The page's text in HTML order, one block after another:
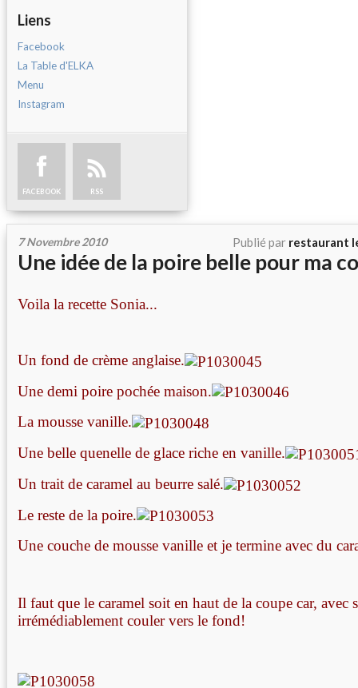
Liens
Facebook
La Table d'ELKA
Menu
Instagram
FACEBOOK RSS
7 Novembre 2010 Publié par restaurant
Une idée de la poire belle pour ma
Voila la recette Sonia...
Un fond de crème anglaise.
Une demi poire pochée maison.
La mousse vanille.
Une belle quenelle de glace riche en vanille.
Un trait de caramel au beurre salé.
Le reste de la poire.
Une couche de mousse vanille et je termine avec du
Il faut que le caramel soit en haut de la coupe car, avec
irrémédiablement couler vers le fond!